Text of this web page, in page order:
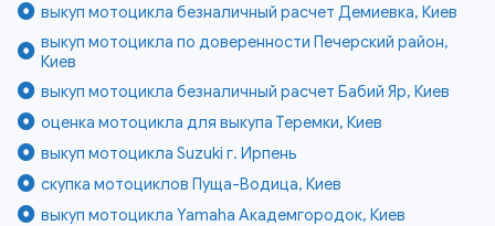
выкуп мотоцикла безналичный расчет Демиевка, Киев
выкуп мотоцикла по доверенности Печерский район,
Киев
выкуп мотоцикла безналичный расчет Бабий Яр, Киев
оценка мотоцикла для выкупа Теремки, Киев
выкуп мотоцикла Suzuki г. Ирпень
скупка мотоциклов Пуща-Водица, Киев
выкуп мотоцикла Yamaha Академгородок, Киев